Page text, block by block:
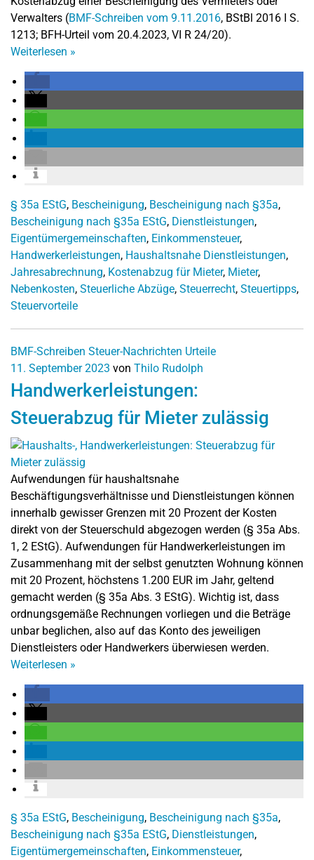
Verwalters (BMF-Schreiben vom 9.11.2016, BStBl 2016 I S.
1213; BFH-Urteil vom 20.4.2023, VI R 24/20).
Weiterlesen »
§ 35a EStG, Bescheinigung, Bescheinigung nach §35a,
Bescheinigung nach §35a EStG, Dienstleistungen,
Eigentümergemeinschaften, Einkommensteuer,
Handwerkerleistungen, Haushaltsnahe Dienstleistungen,
Jahresabrechnung, Kostenabzug für Mieter, Mieter,
Nebenkosten, Steuerliche Abzüge, Steuerrecht, Steuertipps,
Steuervorteile
BMF-Schreiben Steuer-Nachrichten Urteile
11. September 2023 von Thilo Rudolph
Handwerkerleistungen:
Steuerabzug für Mieter zulässig
Aufwendungen für haushaltsnahe
Beschäftigungsverhältnisse und Dienstleistungen können
innerhalb gewisser Grenzen mit 20 Prozent der Kosten
direkt von der Steuerschuld abgezogen werden (§ 35a Abs.
1, 2 EStG). Aufwendungen für Handwerkerleistungen im
Zusammenhang mit der selbst genutzten Wohnung können
mit 20 Prozent, höchstens 1.200 EUR im Jahr, geltend
gemacht werden (§ 35a Abs. 3 EStG). Wichtig ist, dass
ordnungsgemäße Rechnungen vorliegen und die Beträge
unbar beglichen, also auf das Konto des jeweiligen
Dienstleisters oder Handwerkers überwiesen werden.
Weiterlesen »
§ 35a EStG, Bescheinigung, Bescheinigung nach §35a,
Bescheinigung nach §35a EStG, Dienstleistungen,
Eigentümergemeinschaften, Einkommensteuer,